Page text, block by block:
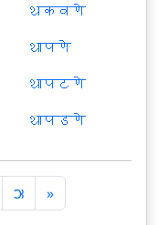
थकवणे
थापणे
थापटणे
थापडणे
౫ »अ
ग